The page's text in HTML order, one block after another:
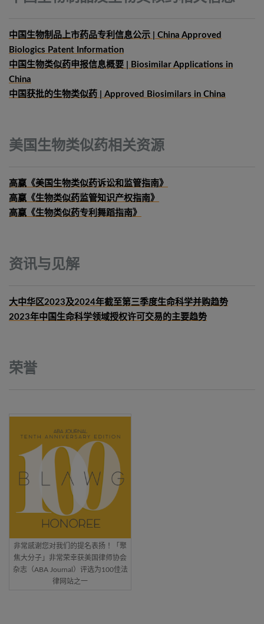
中国生物制品上市药品专利信息公示 | China Approved
Biologics Patent Information
中国生物类似药申报信息概要 | Biosimilar Applications in
China
中国获批的生物类似药 | Approved Biosimilars in China
美国生物类似药相关资源
高赢《美国生物类似药诉讼和监管指南》
高赢《生物类似药监管知识产权指南》
高赢《生物类似药专利舞蹈指南》
资讯与见解
大中华区2023及2024年截至第三季度生命科学并购趋势
2023年中国生命科学领域授权许可交易的主要趋势
荣誉
非常感谢您对我们的提名表扬！「聚
焦大分子」非常荣幸获美国律师协会
杂志（ABA Journal）评选为100佳法
律网站之一